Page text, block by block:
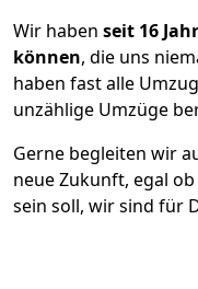
Wir haben seit 16
können, die uns
haben fast alle
unzählige Umzüge
Gerne begleiten wir
neue Zukunft, egal ob
sein soll, wir sind für